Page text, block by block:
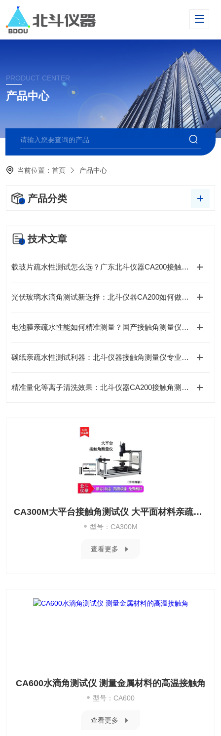
PRODUCT CENTER
产品中心
当前位置：首页 产品中心
产品分类
技术文章
载玻片疏水性测试怎么选？广东北斗仪器CA200接触角测量仪给出专业答案
光伏玻璃水滴角测试新选择：北斗仪器CA200如何做到精准高效？
电池膜亲疏水性能如何精准测量？国产接触角测量仪厂家北斗仪器专业解读
碳纸亲疏水性测试利器：北斗仪器接触角测量仪专业解析
精准量化等离子清洗效果：北斗仪器CA200接触角测量仪深度解析
CA300M大平台接触角测试仪 大平面材料亲疏水测量
型号：CA300M
查看更多
CA600水滴角测试仪 测量金属材料的高温接触角
型号：CA600
查看更多